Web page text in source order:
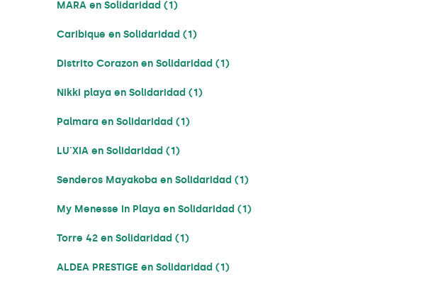
MARA en Solidaridad (1)
Caribique en Solidaridad (1)
Distrito Corazon en Solidaridad (1)
Nikki playa en Solidaridad (1)
Palmara en Solidaridad (1)
LU´XIA en Solidaridad (1)
Senderos Mayakoba en Solidaridad (1)
My Menesse In Playa en Solidaridad (1)
Torre 42 en Solidaridad (1)
ALDEA PRESTIGE en Solidaridad (1)